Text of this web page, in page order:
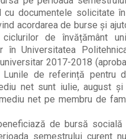
cu documentele solicitate
acordarea de burse și
de învățământ
în Universitatea
2017-2018
Lunile de referință pentru
net sunt iulie, august și
net pe membru de
de bursă socială
semestrului curent